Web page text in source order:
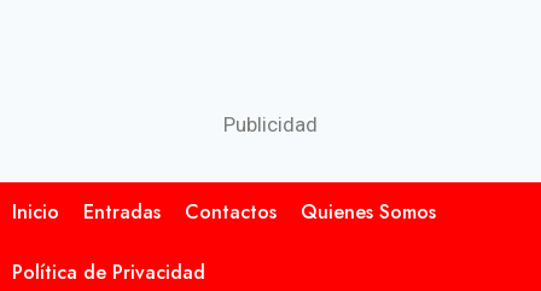
Publicidad
Inicio Entradas Contactos Quienes Somos
Política de Privacidad